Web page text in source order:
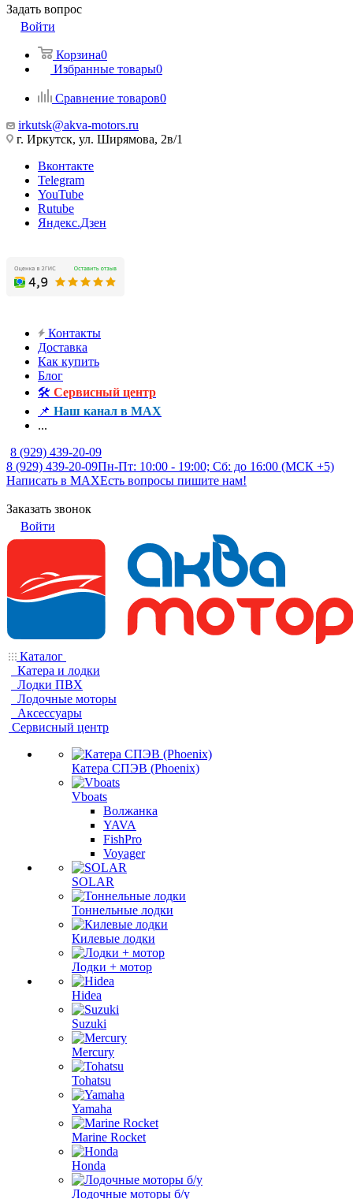
Задать вопрос
Войти
Корзина0
Избранные товары0
Сравнение товаров0
irkutsk@akva-motors.ru
г. Иркутск, ул. Ширямова, 2в/1
Вконтакте
Telegram
YouTube
Rutube
Яндекс.Дзен
Контакты
Доставка
Как купить
Блог
🛠️ Сервисный центр
📌 Наш канал в MAX
...
8 (929) 439-20-09
8 (929) 439-20-09Пн-Пт: 10:00 - 19:00; Сб: до 16:00 (МСК +5)
Написать в MAXЕсть вопросы пишите нам!
Заказать звонок
Войти
Каталог
Катера и лодки
Лодки ПВХ
Лодочные моторы
Аксессуары
Сервисный центр
Катера СПЭВ (Phoenix)
Vboats
Волжанка
YAVA
FishPro
Voyager
SOLAR
Тоннельные лодки
Килевые лодки
Лодки + мотор
Hidea
Suzuki
Mercury
Tohatsu
Yamaha
Marine Rocket
Honda
Лодочные моторы б/у